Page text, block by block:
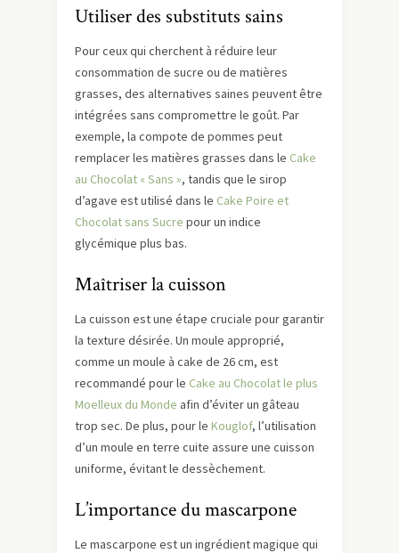
Utiliser des substituts sains
Pour ceux qui cherchent à réduire leur
consommation de sucre ou de matières
grasses, des alternatives saines peuvent être
intégrées sans compromettre le goût. Par
exemple, la compote de pommes peut
remplacer les matières grasses dans le Cake
au Chocolat « Sans », tandis que le sirop
d’agave est utilisé dans le Cake Poire et
Chocolat sans Sucre pour un indice
glycémique plus bas.
Maîtriser la cuisson
La cuisson est une étape cruciale pour garantir
la texture désirée. Un moule approprié,
comme un moule à cake de 26 cm, est
recommandé pour le Cake au Chocolat le plus
Moelleux du Monde afin d’éviter un gâteau
trop sec. De plus, pour le Kouglof, l’utilisation
d’un moule en terre cuite assure une cuisson
uniforme, évitant le dessèchement.
L’importance du mascarpone
Le mascarpone est un ingrédient magique qui